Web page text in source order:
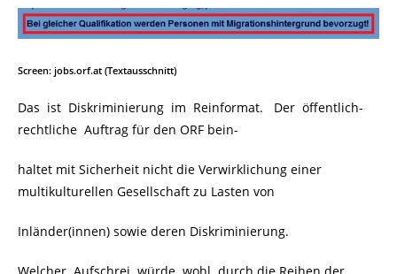
Screen: jobs.orf.at (Textausschnitt)
Das ist Diskriminierung im Reinformat. Der öffentlich-
rechtliche Auftrag für den ORF bein-
haltet mit Sicherheit nicht die Verwirklichung einer
multikulturellen Gesellschaft zu Lasten von
Inländer(innen) sowie deren Diskriminierung.
Welcher Aufschrei würde wohl durch die Reihen der